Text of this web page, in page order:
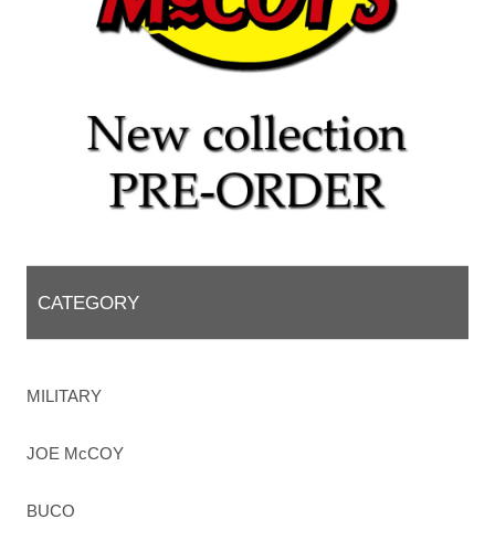
CATEGORY
MILITARY
JOE McCOY
BUCO